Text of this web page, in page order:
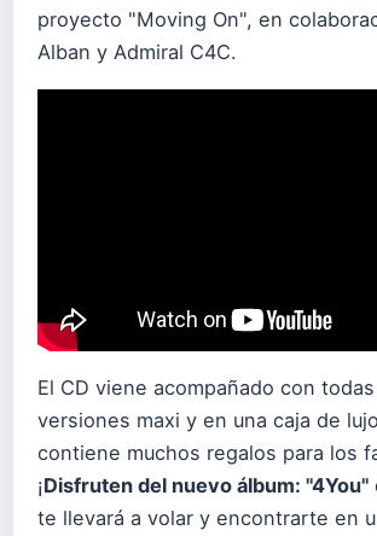
proyecto "Moving On", en
Alban y Admiral C4C.
El CD viene acompañado con
versiones maxi y en una caja de
contiene muchos regalos para los
¡Disfruten del nuevo álbum: "4You"
te llevará a volar y encontrarte en